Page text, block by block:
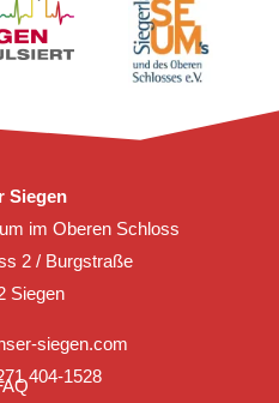
Siegen
im Oberen Schloss
2 / Burgstraße
Siegen
siegen.com
404-1528